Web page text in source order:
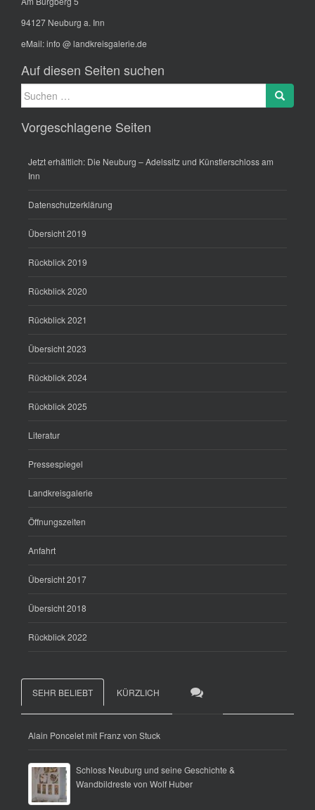
94127 Neuburg a. Inn
eMail:info @ landkreisgalerie.de
Auf diesen Seiten suchen
Suche
nach:
Search
Vorgeschlagene Seiten
Jetzt erhältlich: Die Neuburg – Adelssitz und Künstlerschloss am
Inn
Datenschutzerklärung
Übersicht 2019
Rückblick 2019
Rückblick 2020
Rückblick 2021
Übersicht 2023
Rückblick 2024
Rückblick 2025
Literatur
Pressespiegel
Landkreisgalerie
Öffnungszeiten
Anfahrt
Übersicht 2017
Übersicht 2018
Rückblick 2022
SEHR BELIEBT KÜRZLICH
Alain Poncelet mit Franz von Stuck
Schloss Neuburg und seine Geschichte &
Wandbildreste von Wolf Huber